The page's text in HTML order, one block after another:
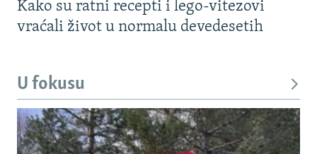
Kako su ratni recepti i lego-vitezovi
vraćali život u normalu devedesetih
U fokusu